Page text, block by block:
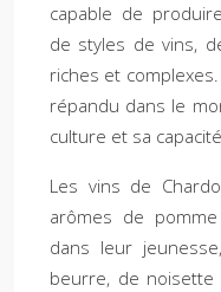
capable de
de styles de vins,
riches et
répandu dans le
culture et sa
Les vins de
arômes de
dans leur
beurre, de noisette